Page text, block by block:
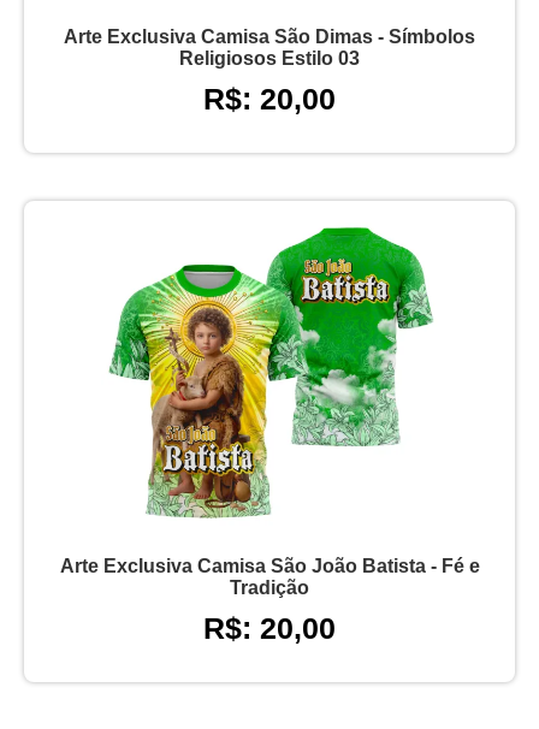
Arte Exclusiva Camisa São Dimas - Símbolos
Religiosos Estilo 03
R$: 20,00
Arte Exclusiva Camisa São João Batista - Fé e
Tradição
R$: 20,00